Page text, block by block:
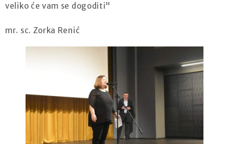
veliko će vam se dogoditi"
mr. sc. Zorka Renić